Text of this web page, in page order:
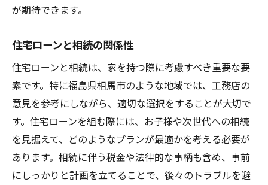
が期待できます。
住宅ローンと相続の関係性
住宅ローンと相続は、家を持つ際に考慮すべき重要な要
素です。特に福島県相馬市のような地域では、工務店の
意見を参考にしながら、適切な選択をすることが大切で
す。住宅ローンを組む際には、お子様や次世代への相続
を見据えて、どのようなプランが最適かを考える必要が
あります。相続に伴う税金や法律的な事柄も含め、事前
にしっかりと計画を立てることで、後々のトラブルを避